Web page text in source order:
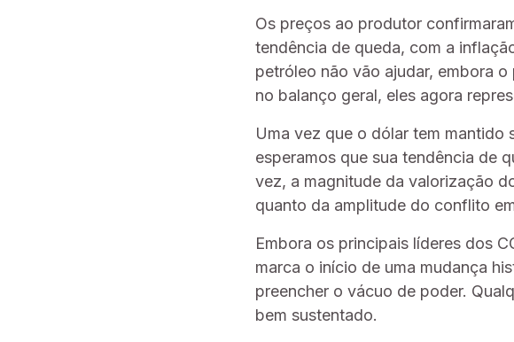
Os preços ao produtor
tendência de queda, com a
petróleo não vão ajudar, embora
no balanço geral, eles agora
Uma vez que o dólar tem
esperamos que sua tendência de
vez, a magnitude da valorização
quanto da amplitude do conflito
Embora os principais líderes dos
marca o início de uma mudança
preencher o vácuo de poder.
bem sustentado.